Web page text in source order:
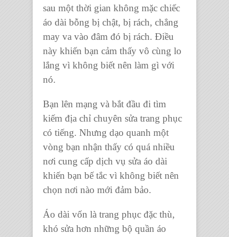
sau một thời gian không mặc chiếc
áo dài bỗng bị chật, bị rách, chẳng
may va vào đâm đó bị rách. Điều
này khiến bạn cảm thấy vô cùng lo
lắng vì không biết nên làm gì với
nó.
Bạn lên mạng và bắt đầu đi tìm
kiếm địa chỉ chuyên sửa trang phục
có tiếng. Nhưng dạo quanh một
vòng bạn nhận thấy có quá nhiều
nơi cung cấp dịch vụ sửa áo dài
khiến bạn bế tắc vì không biết nên
chọn nơi nào mới đảm bảo.
Áo dài vốn là trang phục đặc thù,
khó sửa hơn những bộ quần áo